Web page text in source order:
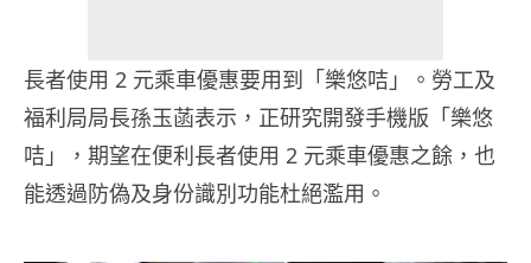
長者使用 2 元乘車優惠要用到「樂悠咭」。勞工及
福利局局長孫玉菡表示，正研究開發手機版「樂悠
咭」，期望在便利長者使用 2 元乘車優惠之餘，也
能透過防偽及身份識別功能杜絕濫用。